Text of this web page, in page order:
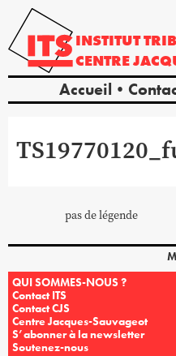
INSTITUT
CENTRE
Accueil
pas de légende
QUI SOMMES-NOUS ?
Contact ITS
Contact CJS
Centre Jacques-Sauvageot
S’abonner à la newsletter
Soutenez-nous